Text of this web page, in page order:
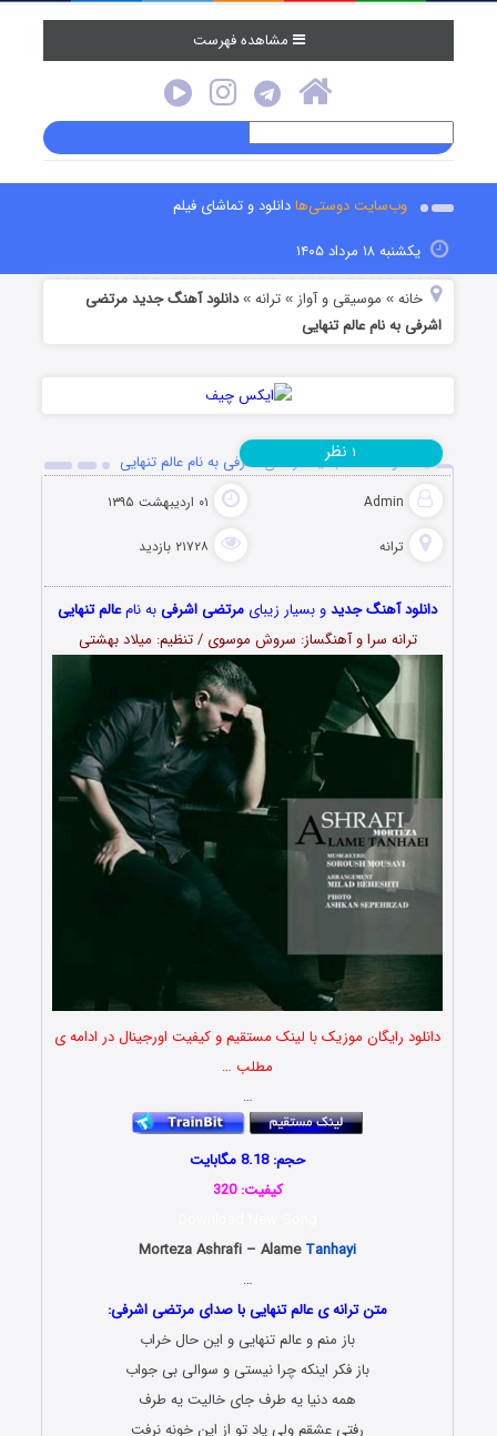
مشاهده فهرست
وب‌سایت دوستی‌هادانلود و تماشای فیلم
یکشنبه ۱۸ مرداد ۱۴۰۵
خانه » موسیقی و آواز »ترانه »دانلود آهنگ جدید مرتضی
اشرفی به نام عالم تنهایی
دانلود آهنگ جدید مرتضی اشرفی به نام عالم تنهایی
Admin ۰۱ اردیبهشت ۱۳۹۵
ترانه ۲۱۷۲۸ بازدید
۱ نظر
دانلود آهنگ جدیدو بسیار زیبای مرتضی اشرفیبه نامعالم تنهایی
ترانه سرا و آهنگساز: سروش موسوی / تنظیم: میلاد بهشتی
دانلود رایگان موزیک با لینک مستقیم و کیفیت اورجینال در ادامه ی
مطلب …
…
حجم: 8.18 مگابایت
کیفیت: 320
Morteza Ashrafi – AlameTanhayi
…
متن ترانه ی عالم تنهایی با صدای مرتضی اشرفی:
باز منم و عالم تنهایی و این حال خراب
باز فکر اینکه چرا نیستی و سوالی بی جواب
همه دنیا یه طرف جای خالیت یه طرف
رفتی عشقم ولی یاد تو از این خونه نرفت